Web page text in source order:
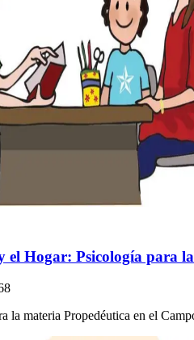
el Hogar: Psicología para
la materia Propedéutica en el